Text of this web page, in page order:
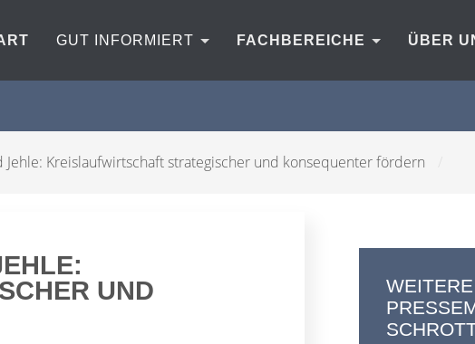
GUT INFORMIERT FACHBEREICHE ÜBER
Jehle: Kreislaufwirtschaft strategischer und konsequenter fördern
UND
WEITERE